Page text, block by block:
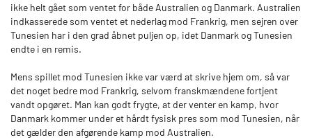
ikke helt gået som ventet for både Australien og Danmark. Australien
indkasserede som ventet et nederlag mod Frankrig, men sejren over
Tunesien har i den grad åbnet puljen op, idet Danmark og Tunesien
endte i en remis.
Mens spillet mod Tunesien ikke var værd at skrive hjem om, så var
det noget bedre mod Frankrig, selvom franskmændene fortjent
vandt opgøret. Man kan godt frygte, at der venter en kamp, hvor
Danmark kommer under et hårdt fysisk pres som mod Tunesien, når
det gælder den afgørende kamp mod Australien.